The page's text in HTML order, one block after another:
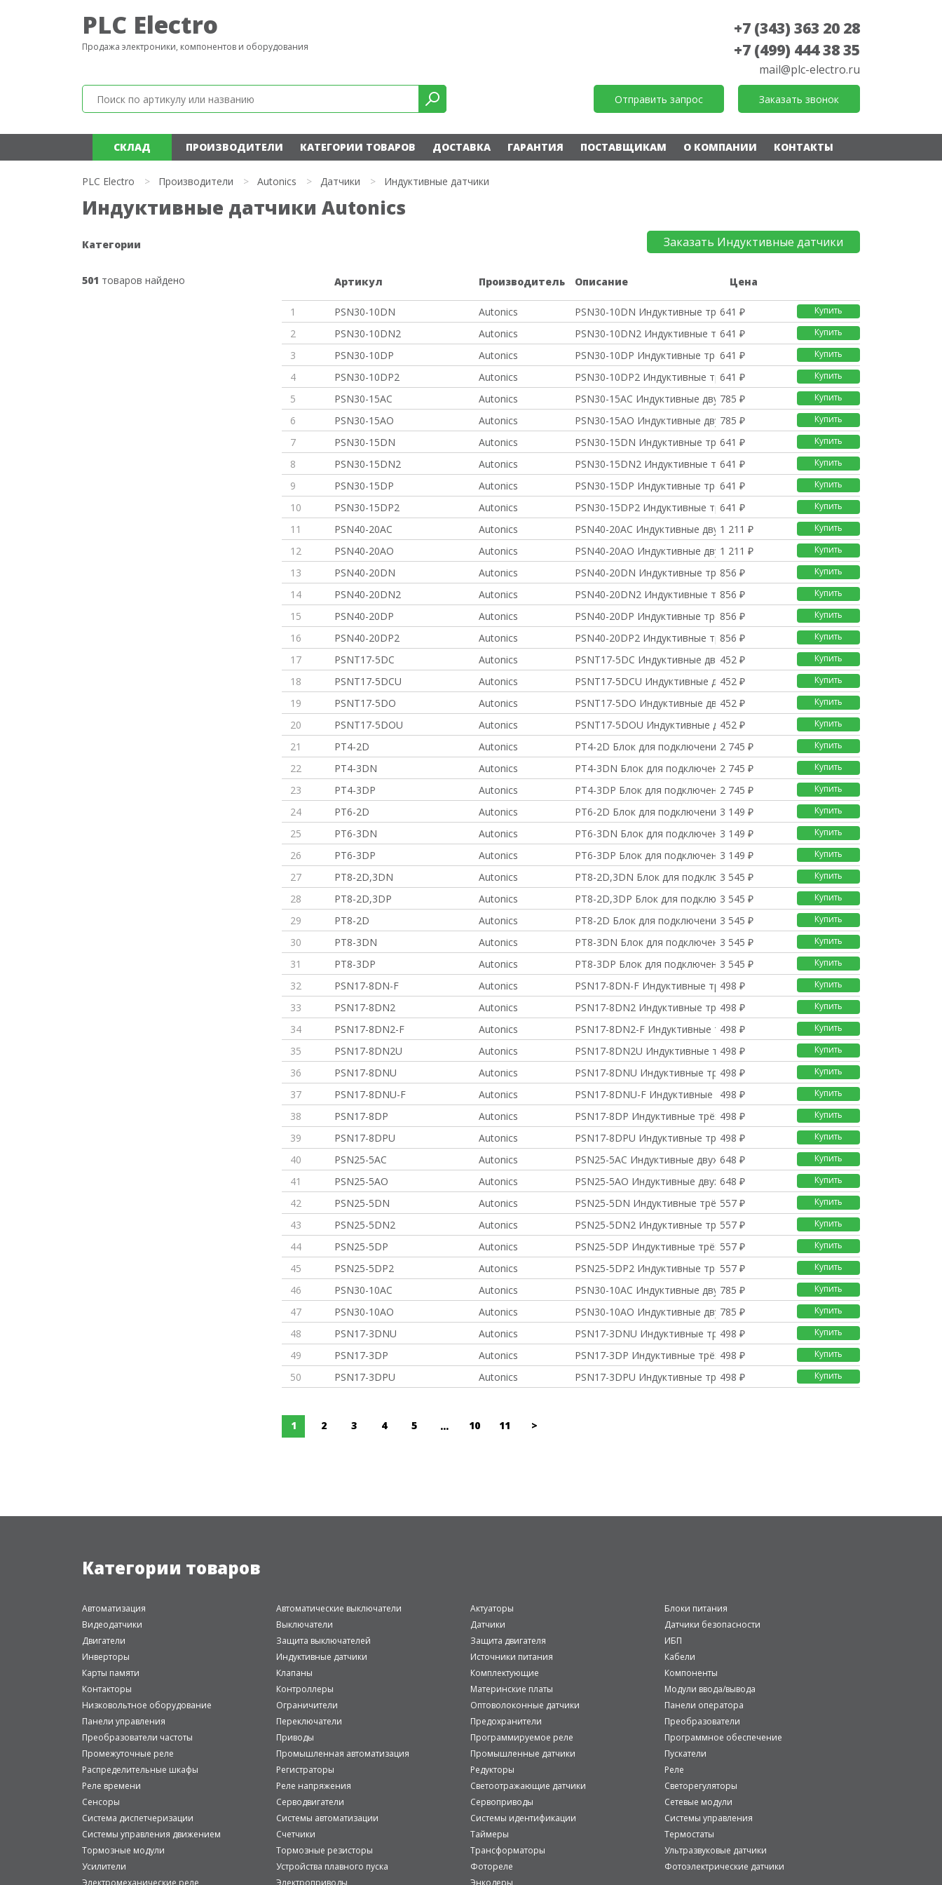
PLC Electro
Продажа электроники, компонентов и оборудования
+7 (343) 363 20 28
+7 (499) 444 38 35
mail@plc-electro.ru
Отправить запрос Заказать звонок
СКЛАД ПРОИЗВОДИТЕЛИ КАТЕГОРИИ ТОВАРОВ ДОСТАВКА ГАРАНТИЯ ПОСТАВЩИКАМ О КОМПАНИИ КОНТАКТЫ
PLC Electro > Производители > Autonics > Датчики > Индуктивные датчики
Индуктивные датчики Autonics
Категории
501 товаров найдено
Заказать Индуктивные датчики
Артикул Производитель Описание Цена
1 PSN30-10DN Autonics PSN30-10DN Индуктивные трёхпро
641 ₽ Купить
2 PSN30-10DN2 Autonics PSN30-10DN2 Индуктивные трёхпр
641 ₽ Купить
3 PSN30-10DP Autonics PSN30-10DP Индуктивные трёхпро
641 ₽ Купить
4 PSN30-10DP2 Autonics PSN30-10DP2 Индуктивные трёхпр
641 ₽ Купить
5 PSN30-15AC Autonics PSN30-15AC Индуктивные двухпро
785 ₽ Купить
6 PSN30-15AO Autonics PSN30-15AO Индуктивные двухпро
785 ₽ Купить
7 PSN30-15DN Autonics PSN30-15DN Индуктивные трёхпро
641 ₽ Купить
8 PSN30-15DN2 Autonics PSN30-15DN2 Индуктивные трёхпр
641 ₽ Купить
9 PSN30-15DP Autonics PSN30-15DP Индуктивные трёхпро
641 ₽ Купить
10 PSN30-15DP2 Autonics PSN30-15DP2 Индуктивные трёхпр
641 ₽ Купить
11 PSN40-20AC Autonics PSN40-20AC Индуктивные двухпро
1 211 ₽ Купить
12 PSN40-20AO Autonics PSN40-20AO Индуктивные двухпро
1 211 ₽ Купить
13 PSN40-20DN Autonics PSN40-20DN Индуктивные трёхпро
856 ₽ Купить
14 PSN40-20DN2 Autonics PSN40-20DN2 Индуктивные трёхпр
856 ₽ Купить
15 PSN40-20DP Autonics PSN40-20DP Индуктивные трёхпро
856 ₽ Купить
16 PSN40-20DP2 Autonics PSN40-20DP2 Индуктивные трёхпр
856 ₽ Купить
17 PSNT17-5DC Autonics PSNT17-5DC Индуктивные двухпро
452 ₽ Купить
18 PSNT17-5DCU Autonics PSNT17-5DCU Индуктивные двухпр
452 ₽ Купить
19 PSNT17-5DO Autonics PSNT17-5DO Индуктивные двухпро
452 ₽ Купить
20 PSNT17-5DOU Autonics PSNT17-5DOU Индуктивные двухпр
452 ₽ Купить
21 PT4-2D Autonics PT4-2D Блок для подключения гр2 745 ₽ Купить
22 PT4-3DN Autonics PT4-3DN Блок для подключения г2 745 ₽ Купить
23 PT4-3DP Autonics PT4-3DP Блок для подключения г2 745 ₽ Купить
24 PT6-2D Autonics PT6-2D Блок для подключения гр3 149 ₽ Купить
25 PT6-3DN Autonics PT6-3DN Блок для подключения г3 149 ₽ Купить
26 PT6-3DP Autonics PT6-3DP Блок для подключения г3 149 ₽ Купить
27 PT8-2D,3DN Autonics PT8-2D,3DN Блок для подключени
3 545 ₽ Купить
28 PT8-2D,3DP Autonics PT8-2D,3DP Блок для подключени
3 545 ₽ Купить
29 PT8-2D Autonics PT8-2D Блок для подключения гр3 545 ₽ Купить
30 PT8-3DN Autonics PT8-3DN Блок для подключения г3 545 ₽ Купить
31 PT8-3DP Autonics PT8-3DP Блок для подключения г3 545 ₽ Купить
32 PSN17-8DN-F Autonics PSN17-8DN-F Индуктивные трёхпр
498 ₽ Купить
33 PSN17-8DN2 Autonics PSN17-8DN2 Индуктивные трёхпро
498 ₽ Купить
34 PSN17-8DN2-F Autonics PSN17-8DN2-F Индуктивные трёхп
498 ₽ Купить
35 PSN17-8DN2U Autonics PSN17-8DN2U Индуктивные трёхпр
498 ₽ Купить
36 PSN17-8DNU Autonics PSN17-8DNU Индуктивные трёхпро
498 ₽ Купить
37 PSN17-8DNU-F Autonics PSN17-8DNU-F Индуктивные трёхп
498 ₽ Купить
38 PSN17-8DP Autonics PSN17-8DP Индуктивные трёхпров
498 ₽ Купить
39 PSN17-8DPU Autonics PSN17-8DPU Индуктивные трёхпро
498 ₽ Купить
40 PSN25-5AC Autonics PSN25-5AC Индуктивные двухпров
648 ₽ Купить
41 PSN25-5AO Autonics PSN25-5AO Индуктивные двухпров
648 ₽ Купить
42 PSN25-5DN Autonics PSN25-5DN Индуктивные трёхпров
557 ₽ Купить
43 PSN25-5DN2 Autonics PSN25-5DN2 Индуктивные трёхпро
557 ₽ Купить
44 PSN25-5DP Autonics PSN25-5DP Индуктивные трёхпров
557 ₽ Купить
45 PSN25-5DP2 Autonics PSN25-5DP2 Индуктивные трёхпро
557 ₽ Купить
46 PSN30-10AC Autonics PSN30-10AC Индуктивные двухпро
785 ₽ Купить
47 PSN30-10AO Autonics PSN30-10AO Индуктивные двухпро
785 ₽ Купить
48 PSN17-3DNU Autonics PSN17-3DNU Индуктивные трёхпро
498 ₽ Купить
49 PSN17-3DP Autonics PSN17-3DP Индуктивные трёхпров
498 ₽ Купить
50 PSN17-3DPU Autonics PSN17-3DPU Индуктивные трёхпро
498 ₽ Купить
1 2 3 4 5 ... 10 11 >
Категории товаров
Автоматизация Автоматические выключатели Актуаторы
Блоки питания
Видеодатчики
Выключатели Датчики
Датчики безопасности
Двигатели
Защита выключателей Защита двигателя
ИБП
Инверторы
Индуктивные датчики Источники питания
Кабели
Карты памяти
Клапаны Комплектующие
Компоненты
Контакторы
Контроллеры Материнские платы
Модули ввода/вывода
Низковольтное оборудование
Ограничители Оптоволоконные датчики
Панели оператора
Панели управления
Переключатели Предохранители
Преобразователи
Преобразователи частоты
Приводы Программируемое реле
Программное обеспечение
Промежуточные реле
Промышленная автоматизация Промышленные датчики
Пускатели
Распределительные шкафы
Регистраторы Редукторы
Реле
Реле времени
Реле напряжения Светоотражающие датчики
Светорегуляторы
Сенсоры
Серводвигатели Сервоприводы
Сетевые модули
Система диспетчеризации
Системы автоматизации Системы идентификации
Системы управления
Системы управления движением
Счетчики Таймеры
Термостаты
Тормозные модули
Тормозные резисторы Трансформаторы
Ультразвуковые датчики
Усилители
Устройства плавного пуска Фотореле
Фотоэлектрические датчики
Электромеханические реле
Электроприводы Энкодеры